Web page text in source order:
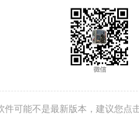
件可能不是最新版本，建议您点